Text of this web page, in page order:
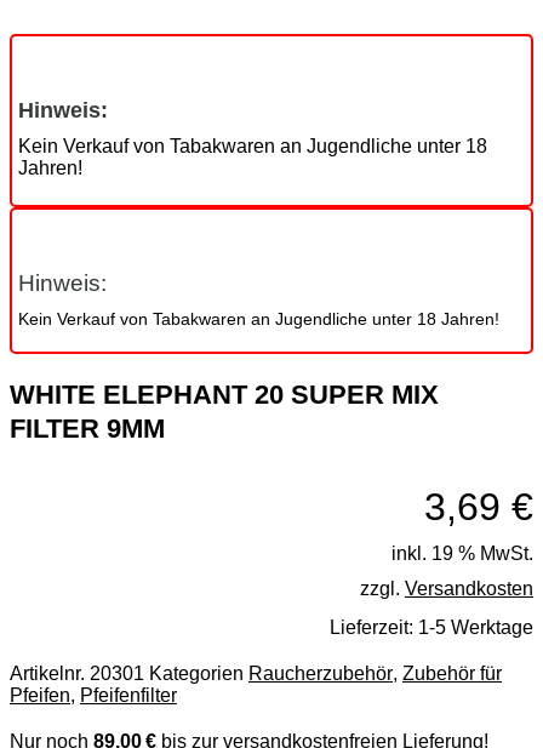
Hinweis:
Kein Verkauf von Tabakwaren an Jugendliche unter 18
Jahren!
Hinweis:
Kein Verkauf von Tabakwaren an Jugendliche unter 18 Jahren!
WHITE ELEPHANT 20 SUPER MIX
FILTER 9MM
3,69 €
inkl. 19 % MwSt.
zzgl. Versandkosten
Lieferzeit: 1-5 Werktage
Artikelnr. 20301 Kategorien Raucherzubehör, Zubehör für
Pfeifen, Pfeifenfilter
Nur noch 89,00 € bis zur versandkostenfreien Lieferung!